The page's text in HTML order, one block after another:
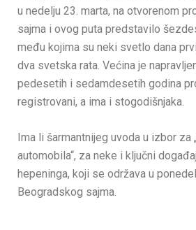
u nedelju 23. marta, na otvorenom
sajma i ovog puta predstavilo
među kojima su neki svetlo dana
dva svetska rata. Većina je
pedesetih i sedamdesetih godina
registrovani, a ima i stogodišnjaka.
Ima li šarmantnijeg uvoda u izbor za
automobila“, za neke i ključni
hepeninga, koji se održava u
Beogradskog sajma.